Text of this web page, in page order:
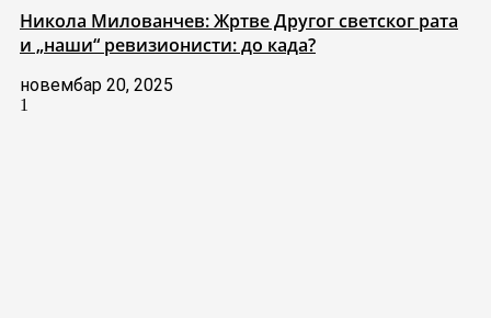
Никола Милованчев: Жртве Другог светског рата
и „наши“ ревизионисти: до када?
новембар 20, 2025